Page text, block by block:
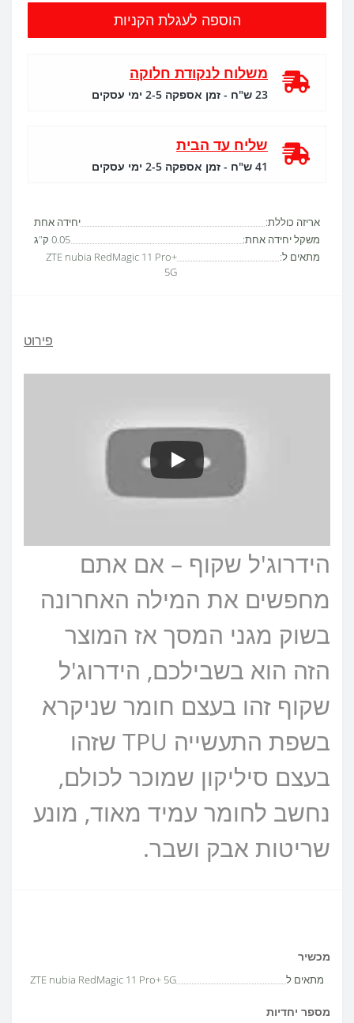
אריזה כוללת:
יחידה אחת
משקל יחידה אחת:
0.05 ק"ג
מתאים ל:
ZTE nubia RedMagic 11 Pro+
5G
הוספה לעגלת הקניות
משלוח לנקודת חלוקה
23 ש"ח - זמן אספקה 2-5 ימי עסקים
שליח עד הבית
41 ש"ח - זמן אספקה 2-5 ימי עסקים
פירוט
הידרוג'ל שקוף – אם אתם
מחפשים את המילה האחרונה
בשוק מגני המסך אז המוצר
הזה הוא בשבילכם, הידרוג'ל
שקוף זהו בעצם חומר שניקרא
בשפת התעשייה TPU שזהו
בעצם סיליקון שמוכר לכולם,
נחשב לחומר עמיד מאוד, מונע
שריטות אבק ושבר.
מכשיר
מתאים ל ZTE nubia RedMagic 11 Pro+ 5G
מספר יחדיות